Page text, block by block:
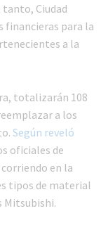
tanto, Ciudad
financieras para la
a la
totalizarán 108
a los
Según reveló
oficiales de
en la
tipos de material
Mitsubishi.